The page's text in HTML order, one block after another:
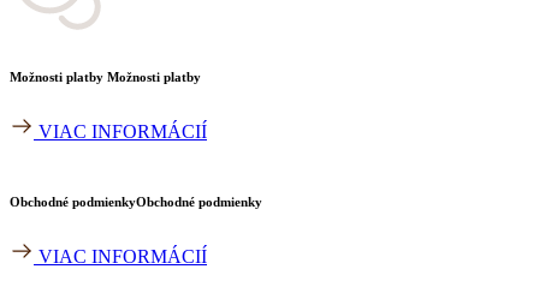
Možnosti platby Možnosti platby
VIAC INFORMÁCIÍ
Obchodné podmienky​Obchodné podmienky​
VIAC INFORMÁCIÍ